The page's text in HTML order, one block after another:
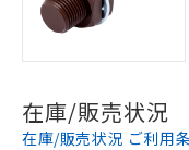
在庫/販売状況
在庫/販売状況 ご利用